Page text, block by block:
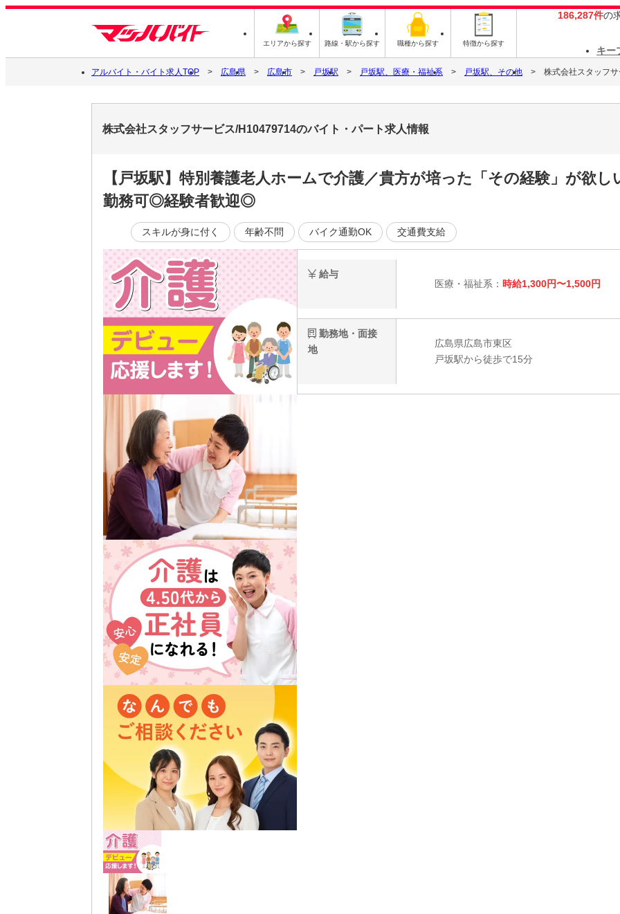
エリアから探す 路線・駅から探す 職種から探す 特徴から探す
186,287件の
キー
アルバイト・バイト求人TOP 広島県 広島市 戸坂駅 戸坂駅、医療・福祉系 戸坂駅、その他 株式会社スタッフ
株式会社スタッフサービス/H10479714のバイト・パート求人情報
【戸坂駅】特別養護老人ホームで介護／貴方が培った「その経験」が欲
勤務可◎経験者歓迎◎
スキルが身に付く 年齢不問 バイク通勤OK 交通費支給
給与
医療・福祉系： 時給1,300円〜1,500円
勤務地・面接
地
広島県広島市東区
戸坂駅から徒歩で15分